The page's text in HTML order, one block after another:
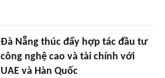
Đà Nẵng thúc đẩy hợp tác đầu tư
công nghệ cao và tài chính với
UAE và Hàn Quốc